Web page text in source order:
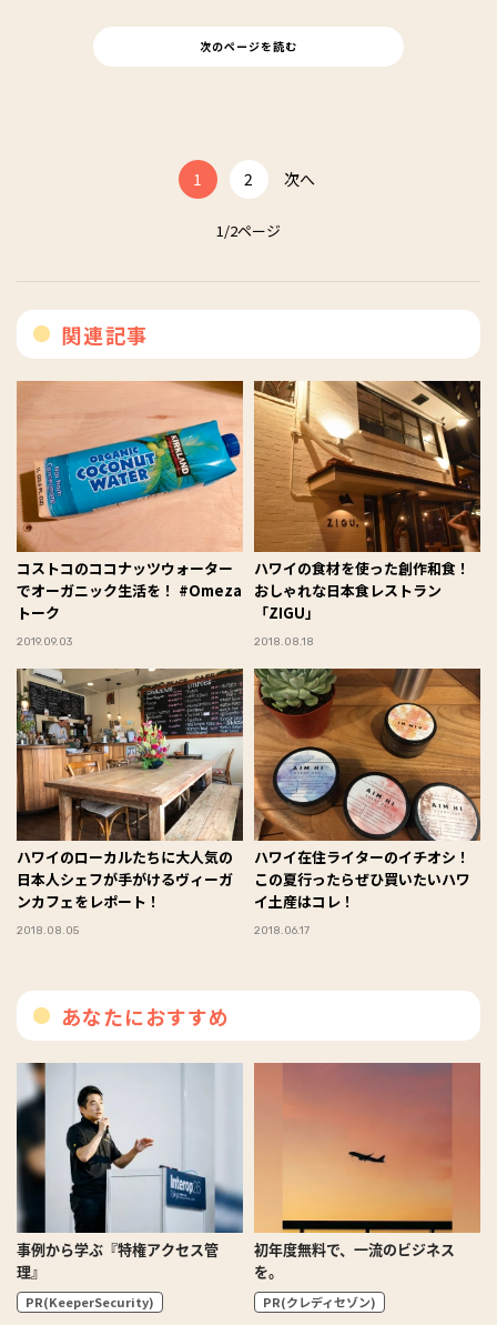
次のページを読む
1 2 次へ
1/2ページ
関連記事
コストコのココナッツウォーター
でオーガニック生活を！ #Omeza
トーク
2019.09.03
ハワイの食材を使った創作和食！
おしゃれな日本食レストラン
「ZIGU」
2018.08.18
ハワイのローカルたちに大人気の
日本人シェフが手がけるヴィーガ
ンカフェをレポート！
2018.08.05
ハワイ在住ライターのイチオシ！
この夏行ったらぜひ買いたいハワ
イ土産はコレ！
2018.06.17
あなたにおすすめ
事例から学ぶ『特権アクセス管
理』
PR(KeeperSecurity)
初年度無料で、一流のビジネス
を。
PR(クレディセゾン)